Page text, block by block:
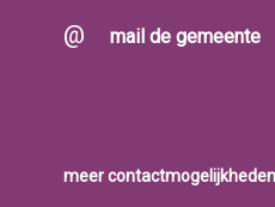
mail de gemeente
meer